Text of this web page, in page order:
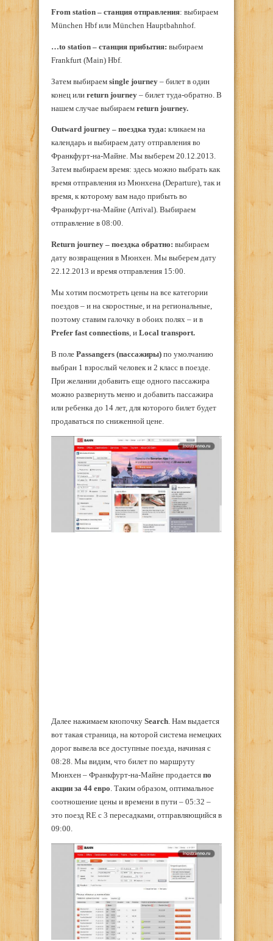
From station – станция отправления: выбираем
München Hbf или München Hauptbahnhof.
…to station – станция прибытия: выбираем
Frankfurt (Main) Hbf.
Затем выбираем single journey – билет в один
конец или return journey – билет туда-обратно. В
нашем случае выбираем return journey.
Outward journey – поездка туда: кликаем на
календарь и выбираем дату отправления во
Франкфурт-на-Майне. Мы выберем 20.12.2013.
Затем выбираем время: здесь можно выбрать как
время отправления из Мюнхена (Departure), так и
время, к которому вам надо прибыть во
Франкфурт-на-Майне (Arrival). Выбираем
отправление в 08:00.
Return journey – поездка обратно: выбираем
дату возвращения в Мюнхен. Мы выберем дату
22.12.2013 и время отправления 15:00.
Мы хотим посмотреть цены на все категории
поездов – и на скоростные, и на региональные,
поэтому ставим галочку в обоих полях – и в
Prefer fast connections, и Local transport.
В поле Passangers (пассажиры) по умолчанию
выбран 1 взрослый человек и 2 класс в поезде.
При желании добавить еще одного пассажира
можно развернуть меню и добавить пассажира
или ребенка до 14 лет, для которого билет будет
продаваться по сниженной цене.
Далее нажимаем кнопочку Search . Нам выдается
вот такая страница, на которой система немецких
дорог вывела все доступные поезда, начиная с
08:28. Мы видим, что билет по маршруту
Мюнхен – Франкфурт-на-Майне продается по
акции за 44 евро . Таким образом, оптимальное
соотношение цены и времени в пути – 05:32 –
это поезд RE с 3 пересадками, отправляющийся в
09:00.